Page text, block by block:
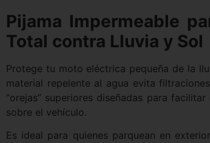
Pijama Impermeable
Total contra Lluvia y Sol
Protege tu moto eléctrica pequeña de la
material repelente al agua evita
“orejas” superiores diseñadas para
sobre el vehículo.
Es ideal para quienes parquean en